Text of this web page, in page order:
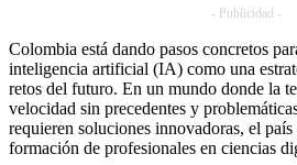
- Publicidad -
Colombia está dando pasos concretos
inteligencia artificial (IA) como una
retos del futuro. En un mundo donde la
velocidad sin precedentes y
requieren soluciones innovadoras, el
formación de profesionales en ciencias